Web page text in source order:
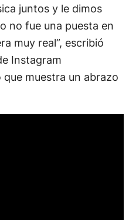
juntos y le dimos
no fue una puesta en
muy real”, escribió
Instagram
muestra un abrazo